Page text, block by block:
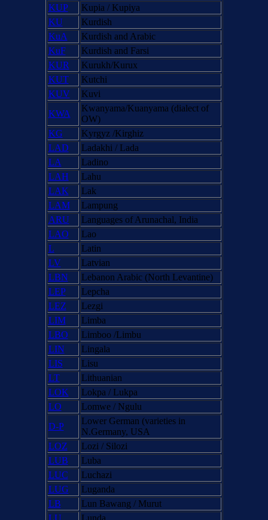
KUP
Kupia / Kupiya
KU
Kurdish
KuA
Kurdish and Arabic
KuF
Kurdish and Farsi
KUR
Kurukh/Kurux
KUT
Kutchi
KUV
Kuvi
KWA
Kwanyama/Kuanyama (dialect of
OW)
KG
Kyrgyz /Kirghiz
LAD
Ladakhi / Lada
LA
Ladino
LAH
Lahu
LAK
Lak
LAM
Lampung
ARU
Languages of Arunachal, India
LAO
Lao
L
Latin
LV
Latvian
LBN
Lebanon Arabic (North Levantine)
LEP
Lepcha
LEZ
Lezgi
LIM
Limba
LBO
Limboo /Limbu
LIN
Lingala
LIS
Lisu
LT
Lithuanian
LOK
Lokpa / Lukpa
LO
Lomwe / Ngulu
D-P
Lower German (varieties in
N.Germany, USA
LOZ
Lozi / Silozi
LUB
Luba
LUC
Luchazi
LUG
Luganda
LB
Lun Bawang / Murut